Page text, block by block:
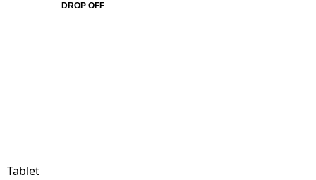
DROP OFF
Tablet